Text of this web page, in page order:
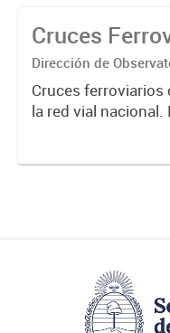
01/01/2013 hasta
Cruces
Dirección de
Transporte
Cruces ferroviarios
la red vial nacional.